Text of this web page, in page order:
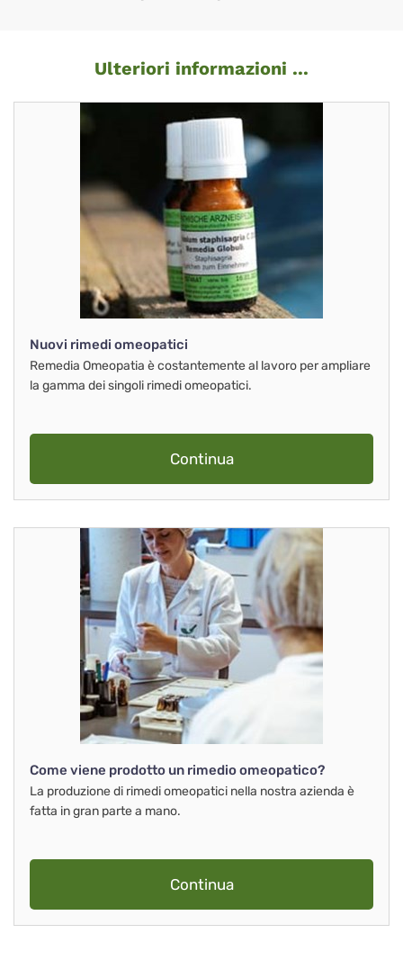
Ulteriori informazioni ...
Nuovi rimedi omeopatici
Remedia Omeopatia è costantemente al lavoro per ampliare
la gamma dei singoli rimedi omeopatici.
Continua
Come viene prodotto un rimedio omeopatico?
La produzione di rimedi omeopatici nella nostra azienda è
fatta in gran parte a mano.
Continua